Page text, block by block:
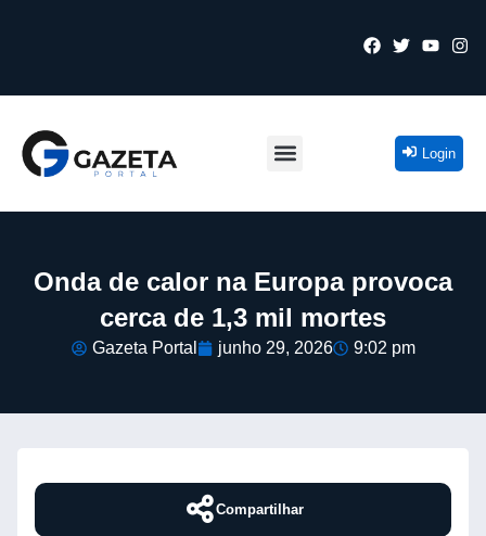
Login
Onda de calor na Europa provoca
cerca de 1,3 mil mortes
Gazeta Portal junho 29, 2026 9:02 pm
Compartilhar